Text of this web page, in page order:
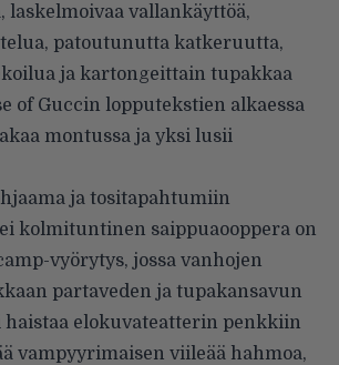
laskelmoivaa vallankäyttöä,
patoutunutta katkeruutta,
ja kartongeittain tupakkaa
of Guccin lopputekstien alkaessa
montussa ja yksi lusii
ja tositapahtumiin
kolmituntinen saippuaooppera on
vyörytys, jossa vanhojen
partaveden ja tupakansavun
haistaa elokuvateatterin penkkiin
vampyyrimaisen viileää hahmoa,